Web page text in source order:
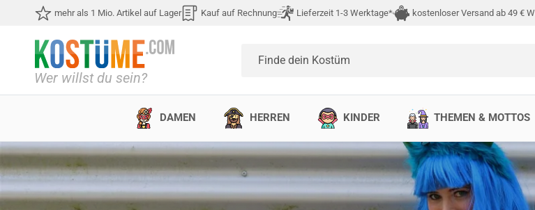
Direkt zum Inhaltmehr als 1 Mio. Artikel auf Lager Kauf auf Rechnung Lieferzeit 1-3 Werktage* kostenloser Versand ab 49 €
Finde dein Kostüm
DAMEN HERREN KINDER THEMEN & MOTTOS